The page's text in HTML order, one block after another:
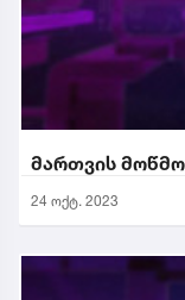
მართვის
24 ოქტ. 2023